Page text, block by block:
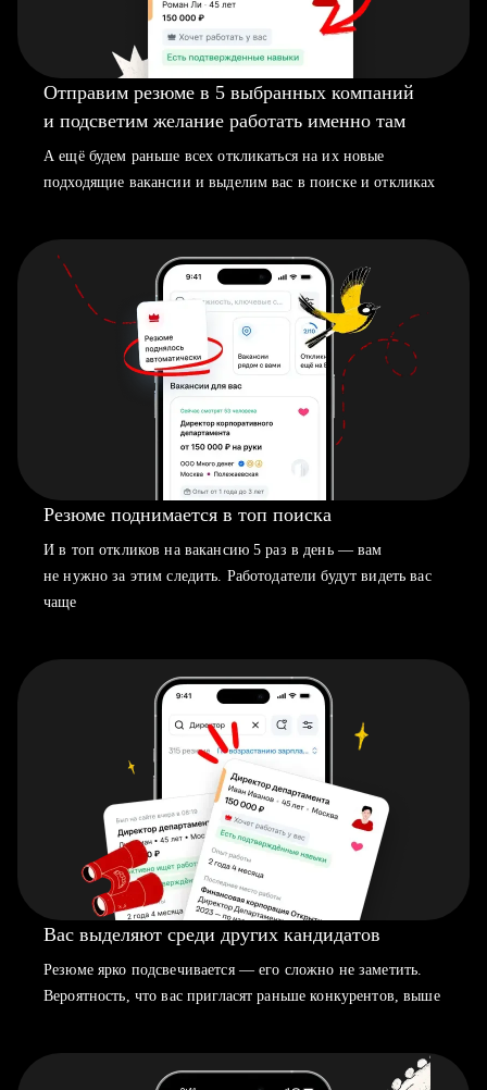
Отправим резюме в 5 выбранных компаний
и подсветим желание работать именно там
А ещё будем раньше всех откликаться на их новые
подходящие вакансии и выделим вас в поиске и откликах
Резюме поднимается в топ поиска
И в топ откликов на вакансию 5 раз в день — вам
не нужно за этим следить. Работодатели будут видеть вас
чаще
Вас выделяют среди других кандидатов
Резюме ярко подсвечивается — его сложно не заметить.
Вероятность, что вас пригласят раньше конкурентов, выше